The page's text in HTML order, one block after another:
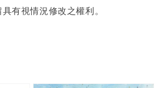
有視情況修改之權利。